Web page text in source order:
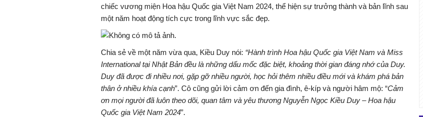
chiếc vương miện Hoa hậu Quốc gia Việt Nam 2024, thể hiện sự trưởng thành và bản lĩnh sau
một năm hoạt động tích cực trong lĩnh vực sắc đẹp.
Chia sẻ về một năm vừa qua, Kiều Duy nói: “Hành trình Hoa hậu Quốc gia Việt Nam và Miss
International tại Nhật Bản đều là những dấu mốc đặc biệt, khoảng thời gian đáng nhớ của Duy.
Duy đã được đi nhiều nơi, gặp gỡ nhiều người, học hỏi thêm nhiều điều mới và khám phá bản
thân ở nhiều khía cạnh”. Cô cũng gửi lời cảm ơn đến gia đình, ê-kíp và người hâm mộ: “Cảm
ơn mọi người đã luôn theo dõi, quan tâm và yêu thương Nguyễn Ngọc Kiều Duy – Hoa hậu
Quốc gia Việt Nam 2024”.